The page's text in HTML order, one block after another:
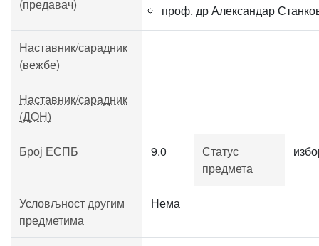
(предавач)
проф. др Александар
Наставник/сарадник
(вежбе)
Наставник/сарадник
(ДОН)
Број ЕСПБ 9.0
Статус
предмета
Условљност другим
предметима
Нема